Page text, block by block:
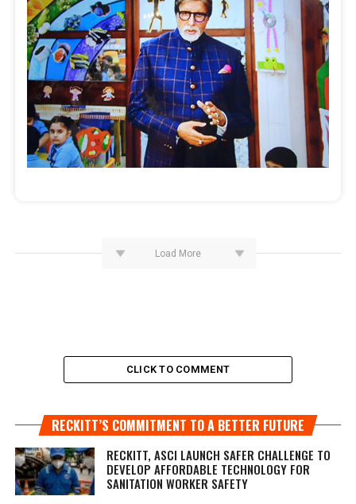
Load More
CLICK TO COMMENT
RECKITT’S COMMITMENT TO A BETTER FUTURE
RECKITT, ASCI LAUNCH SAFER CHALLENGE TO
DEVELOP AFFORDABLE TECHNOLOGY FOR
SANITATION WORKER SAFETY